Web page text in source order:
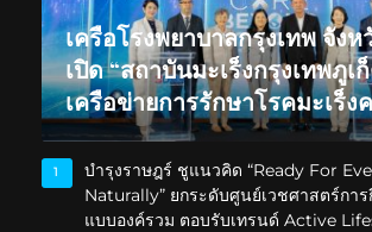
เครือโรงพยาบาลกรุงเทพ จังห
เปิด “สถาบันมะเร็งกรุงเทพภูเ
เครือข่ายการรักษาโรคมะเร็ง
1
บำรุงราษฎร์ ชูแนวคิด “Ready For
Naturally” ยกระดับศูนย์เวชศาสตร์กา
แบบองค์รวม ตอบรับเทรนด์ Active